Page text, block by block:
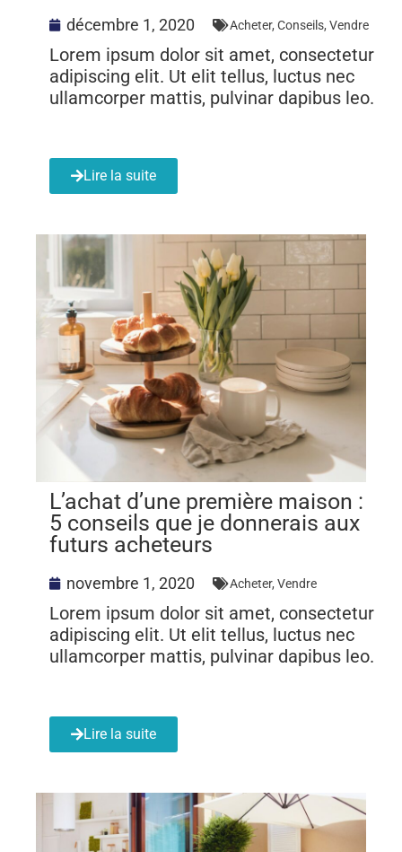
décembre 1, 2020 Acheter, Conseils, Vendre
Lorem ipsum dolor sit amet, consectetur
adipiscing elit. Ut elit tellus, luctus nec
ullamcorper mattis, pulvinar dapibus leo.
Lire la suite
L’achat d’une première maison :
5 conseils que je donnerais aux
futurs acheteurs
novembre 1, 2020 Acheter, Vendre
Lorem ipsum dolor sit amet, consectetur
adipiscing elit. Ut elit tellus, luctus nec
ullamcorper mattis, pulvinar dapibus leo.
Lire la suite